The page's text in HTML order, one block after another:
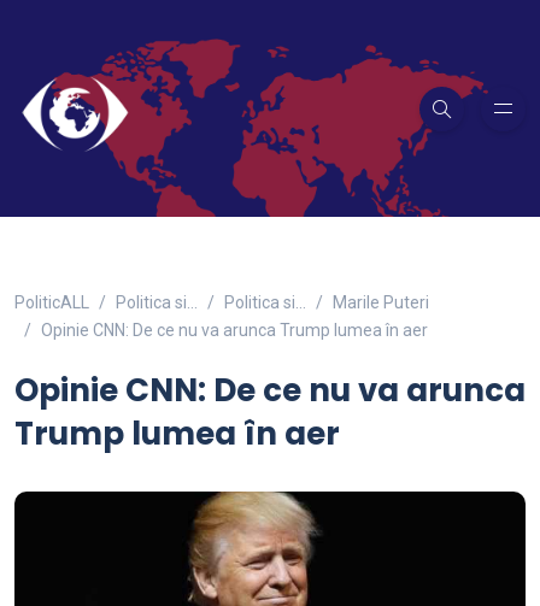
PoliticALL Politica si… Politica si...
Marile Puteri
Opinie CNN: De ce nu va arunca Trump lumea în aer
Opinie CNN: De ce nu va arunca
Trump lumea în aer